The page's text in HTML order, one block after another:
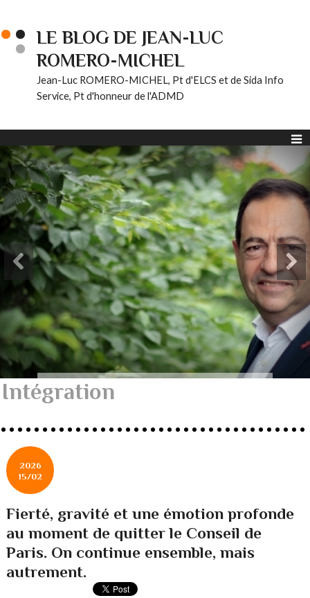
LE BLOG DE JEAN-LUC
ROMERO-MICHEL
Jean-Luc ROMERO-MICHEL, Pt d'ELCS et de Sida Info
Service, Pt d'honneur de l'ADMD
Intégration
2026
15/02
Fierté, gravité et une émotion profonde
au moment de quitter le Conseil de
Paris. On continue ensemble, mais
autrement.